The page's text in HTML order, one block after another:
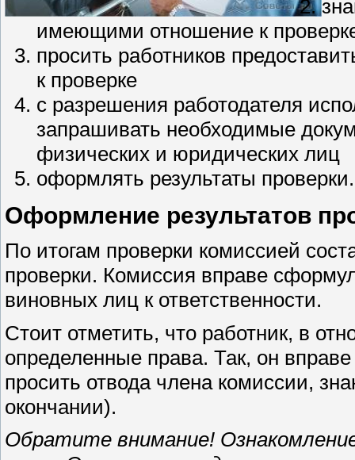
имеющими отношение к
просить работников
к проверке
с разрешения работодателя
запрашивать необходимые
физических и юридических лиц
оформлять результаты проверки.
Оформление результатов
По итогам проверки комиссией
проверки. Комиссия вправе
виновных лиц к ответственности.
Стоит отметить, что работник, в
определенные права. Так, он
просить отвода члена комиссии,
окончании).
Обратите внимание!